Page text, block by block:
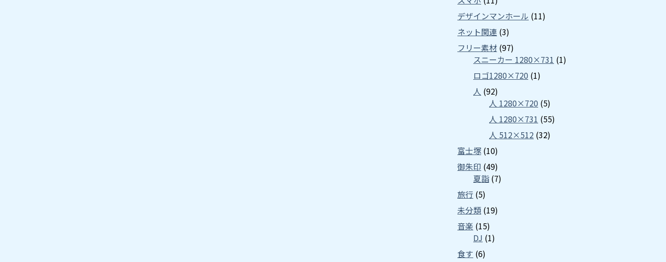
デザインマンホール (11)
ネット関連 (3)
フリー素材 (97)
スニーカー 1280×731 (1)
ロゴ1280×720 (1)
人 (92)
人 1280×720 (5)
人 1280×731 (55)
人 512×512 (32)
富士塚 (10)
御朱印 (49)
夏詣 (7)
旅行 (5)
未分類 (19)
音楽 (15)
DJ (1)
食す (6)